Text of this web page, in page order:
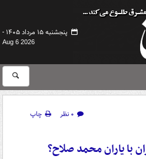
پنجشنبه ۱۵ مرداد ۱۴۰۵ -
Aug 6 2026
۰ نظر
چاپ
با یاران محمد صلاح؟